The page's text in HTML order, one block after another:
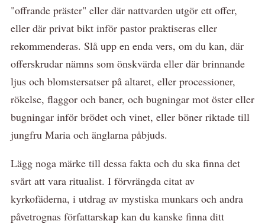
"offrande präster" eller där nattvarden utgör ett offer,
eller där privat bikt inför pastor praktiseras eller
rekommenderas. Slå upp en enda vers, om du kan, där
offerskrudar nämns som önskvärda eller där brinnande
ljus och blomstersatser på altaret, eller processioner,
rökelse, flaggor och baner, och bugningar mot öster eller
bugningar inför brödet och vinet, eller böner riktade till
jungfru Maria och änglarna påbjuds.
Lägg noga märke till dessa fakta och du ska finna det
svårt att vara ritualist. I förvrängda citat av
kyrkofäderna, i utdrag av mystiska munkars och andra
påvetrognas författarskap kan du kanske finna ditt